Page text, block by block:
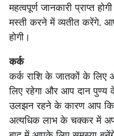
महत्वपूर्ण जानकारी प्राप्त
मस्ती करने में व्यतीत करेंगे.
होगी।
कर्क
कर्क राशि के जातकों के लिए
लिए रहेगा और आप दान पुण्य
उलझन रहने के कारण आप
अत्यधिक लाभ के चक्कर में